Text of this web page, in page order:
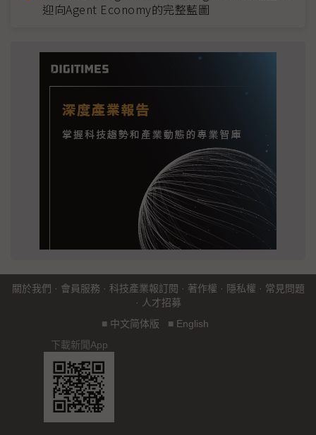
迎向Agent Economy的完整藍圖
關於我們 · 會員服務 · 科技產業報訂閱 · 著作權 · 隱私權 · 常見問題
· 人才招募
■ 中文简体版 ■ English
下載新聞App